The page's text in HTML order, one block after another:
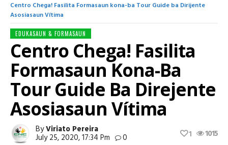
Centro Chega! Fasilita Formasaun kona-ba Tour Guide ba Dirijente
Asosiasaun Vítima
EDUKASAUN & FORMASAUN
Centro Chega! Fasilita
Formasaun Kona-Ba
Tour Guide Ba Direjente
Asosiasaun Vítima
ByViriato Pereira
July 25, 2020, 17:34 Pm 0 1015
1